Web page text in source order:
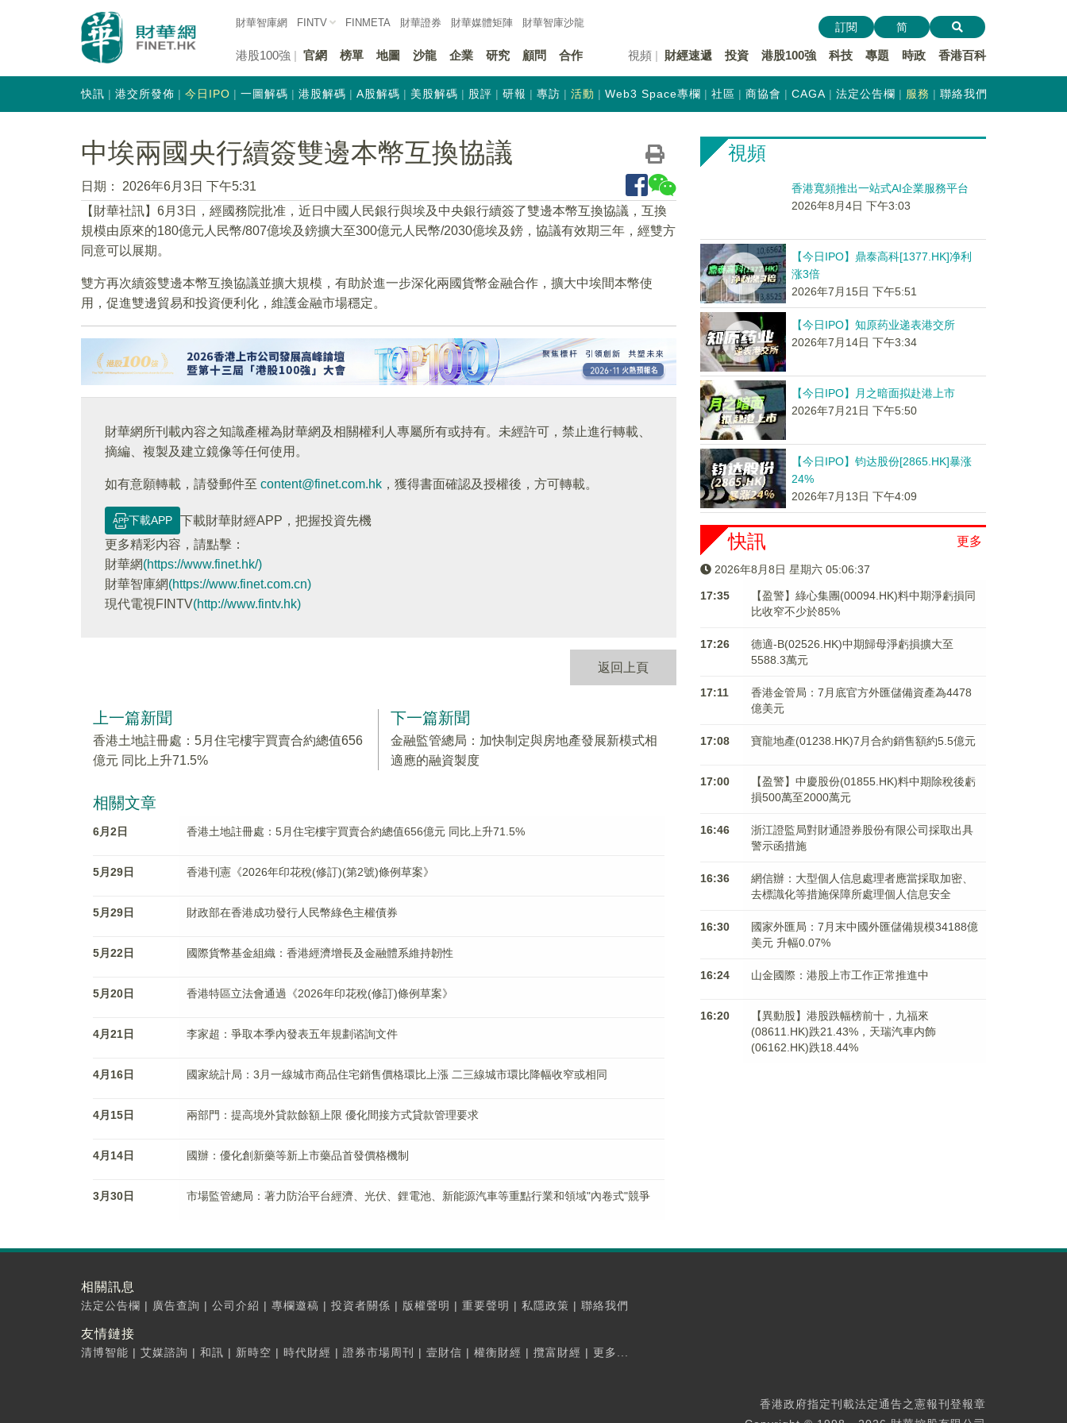
財華智庫網 FINTV FINMETA 財華證券 財華媒體矩陣 財華智庫沙龍
港股100強 官網 榜單 地圖 沙龍 企業 研究 顧問 合作 視頻 財經速遞 投資 港股100強 科技 專題 時政 香港百科
訂閱 简
快訊 港交所發佈 今日IPO 一圖解碼 港股解碼 A股解碼 美股解碼 股評 研報 專訪 活動 Web3 Space專欄 社區 商協會 CAGA 法定公告欄 服務 聯絡我們
中埃兩國央行續簽雙邊本幣互換協議
日期：
2026年6月3日 下午5:31
【財華社訊】6月3日，經國務院批准，近日中國人民銀行與埃及中央銀行續簽了雙邊本幣互換協議，互換
規模由原來的180億元人民幣/807億埃及鎊擴大至300億元人民幣/2030億埃及鎊，協議有效期三年，經雙方
同意可以展期。
雙方再次續簽雙邊本幣互換協議並擴大規模，有助於進一步深化兩國貨幣金融合作，擴大中埃間本幣使
用，促進雙邊貿易和投資便利化，維護金融市場穩定。
財華網所刊載內容之知識產權為財華網及相關權利人專屬所有或持有。未經許可，禁止進行轉載、
摘編、複製及建立鏡像等任何使用。
如有意願轉載，請發郵件至 content@finet.com.hk ，獲得書面確認及授權後，方可轉載。
下載APP
下載財華財經APP，把握投資先機
更多精彩内容，請點擊：
財華網(https://www.finet.hk/)
財華智庫網(https://www.finet.com.cn)
現代電視FINTV(http://www.fintv.hk)
返回上頁
上一篇新聞
香港土地註冊處：5月住宅樓宇買賣合約總值656
億元 同比上升71.5%
下一篇新聞
金融監管總局：加快制定與房地產發展新模式相
適應的融資製度
相關文章
6月2日 香港土地註冊處：5月住宅樓宇買賣合約總值656億元 同比上升71.5%
5月29日 香港刊憲《2026年印花稅(修訂)(第2號)條例草案》
5月29日 財政部在香港成功發行人民幣綠色主權債券
5月22日 國際貨幣基金組織：香港經濟增長及金融體系維持韌性
5月20日 香港特區立法會通過《2026年印花稅(修訂)條例草案》
4月21日 李家超：爭取本季內發表五年規劃谘詢文件
4月16日 國家統計局：3月一線城市商品住宅銷售價格環比上漲 二三線城市環比降幅收窄或相同
4月15日 兩部門：提高境外貸款餘額上限 優化間接方式貸款管理要求
4月14日 國辦：優化創新藥等新上市藥品首發價格機制
3月30日 市場監管總局：著力防治平台經濟、光伏、鋰電池、新能源汽車等重點行業和領域"內卷式"競爭
視頻
香港寬頻推出一站式AI企業服務平台
2026年8月4日 下午3:03
【今日IPO】鼎泰高科[1377.HK]净利
涨3倍
2026年7月15日 下午5:51
【今日IPO】知原药业递表港交所
2026年7月14日 下午3:34
【今日IPO】月之暗面拟赴港上市
2026年7月21日 下午5:50
【今日IPO】钧达股份[2865.HK]暴涨
24%
2026年7月13日 下午4:09
更多
快訊
2026年8月8日 星期六 05:06:37
17:35
【盈警】綠心集團(00094.HK)料中期淨虧損同
比收窄不少於85%
17:26
德適-B(02526.HK)中期歸母淨虧損擴大至
5588.3萬元
17:11
香港金管局：7月底官方外匯儲備資產為4478
億美元
17:08 寶龍地產(01238.HK)7月合約銷售額約5.5億元
17:00
【盈警】中慶股份(01855.HK)料中期除稅後虧
損500萬至2000萬元
16:46
浙江證監局對財通證券股份有限公司採取出具
警示函措施
16:36
網信辦：大型個人信息處理者應當採取加密、
去標識化等措施保障所處理個人信息安全
16:30
國家外匯局：7月末中國外匯儲備規模34188億
美元 升幅0.07%
16:24 山金國際：港股上市工作正常推進中
16:20
【異動股】港股跌幅榜前十，九福來
(08611.HK)跌21.43%，天瑞汽車内飾
(06162.HK)跌18.44%
相關訊息
法定公告欄 | 廣告查詢 | 公司介紹 | 專欄邀稿 | 投資者關係 | 版權聲明 | 重要聲明 | 私隱政策 | 聯絡我們
友情鏈接
清博智能 | 艾媒諮詢 | 和訊 | 新時空 | 時代財經 | 證券市場周刊 | 壹財信 | 權衡財經 | 攬富財經 | 更多...
香港政府指定刊載法定通告之憲報刊登報章